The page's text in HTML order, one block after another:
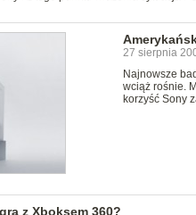
27 sierpnia
Najnowsze
wciąż rośnie.
korzyść Sony
z Xboksem 360?